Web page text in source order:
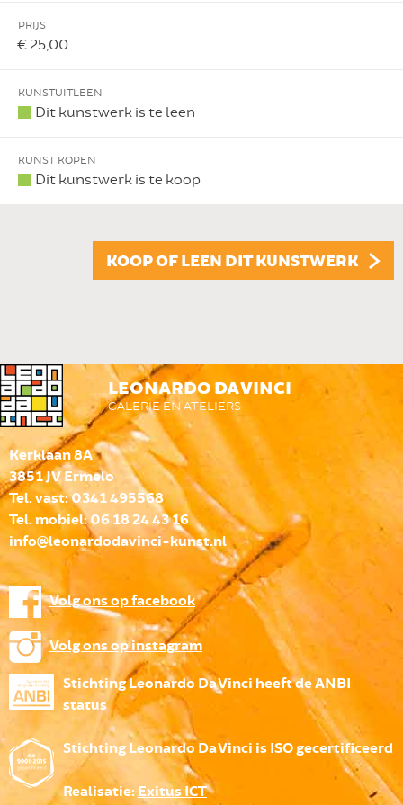
PRIJS
€ 25,00
KUNSTUITLEEN
Dit kunstwerk is te leen
KUNST KOPEN
Dit kunstwerk is te koop
KOOP OF LEEN DIT KUNSTWERK
LEONARDO DA VINCI
GALERIE EN ATELIERS
Kerklaan 8A
3851 JV Ermelo
Tel. vast: 0341 495568
Tel. mobiel: 06 18 24 43 16
info@leonardodavinci-kunst.nl
Volg ons op facebook
Volg ons op instagram
Stichting Leonardo Da Vinci heeft de ANBI
status
Stichting Leonardo Da Vinci is ISO gecertificeerd
Realisatie:Exitus ICT